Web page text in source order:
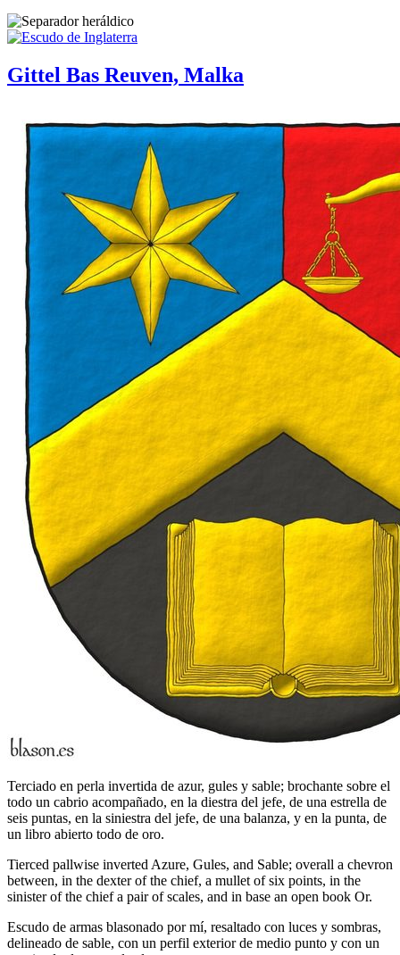
Gittel Bas Reuven, Malka
Terciado en perla invertida de azur, gules y sable; brochante sobre el
todo un cabrio acompañado, en la diestra del jefe, de una estrella de
seis puntas, en la siniestra del jefe, de una balanza, y en la punta, de
un libro abierto todo de oro.
Tierced pallwise inverted Azure, Gules, and Sable; overall a chevron
between, in the dexter of the chief, a mullet of six points, in the
sinister of the chief a pair of scales, and in base an open book Or.
Escudo de armas blasonado por mí, resaltado con luces y sombras,
delineado de sable, con un perfil exterior de medio punto y con un